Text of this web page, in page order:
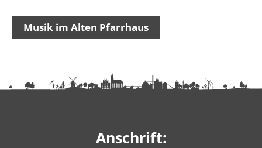
Musik im Alten Pfarrhaus
Anschrift: